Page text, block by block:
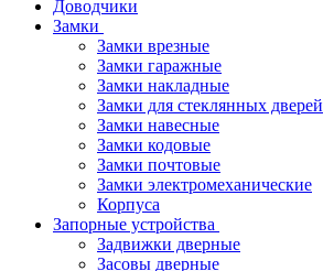
Доводчики
Замки
Замки врезные
Замки гаражные
Замки накладные
Замки для стеклянных дверей
Замки навесные
Замки кодовые
Замки почтовые
Замки электромеханические
Корпуса
Запорные устройства
Задвижки дверные
Засовы дверные